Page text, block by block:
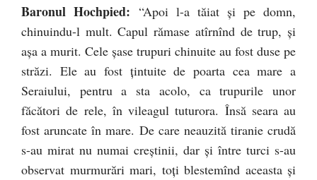
Baronul Hochpied: “Apoi l-a tăiat şi pe domn,
chinuindu-l mult. Capul rămase atîrnînd de trup, şi
aşa a murit. Cele şase trupuri chinuite au fost duse pe
străzi. Ele au fost ţintuite de poarta cea mare a
Seraiului, pentru a sta acolo, ca trupurile unor
făcători de rele, în vileagul tuturora. Însă seara au
fost aruncate în mare. De care neauzită tiranie crudă
s-au mirat nu numai creştinii, dar şi între turci s-au
observat murmurări mari, toţi blestemînd aceasta şi